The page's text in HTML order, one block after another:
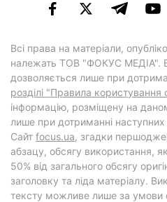
Всі права на матеріали,
належать ТОВ "ФОКУС МЕДІА".
дозволяється лише при
розділі "Правила користування
інформацію, розміщену на
лише при дотриманні
Cайт focus.ua, згадки
абзацу, обсягу використання,
50% від загального обсягу
заголовку та ліда матеріалу.
тексту можливе лише за умови